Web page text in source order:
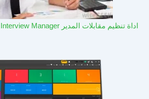
اداة تنظيم مقابلات المدير Interview Manager